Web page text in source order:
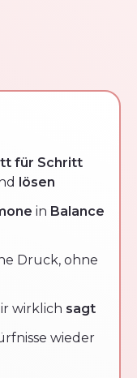
für Schritt
lösen
in Balance
Druck, ohne
wirklich sagt
wieder